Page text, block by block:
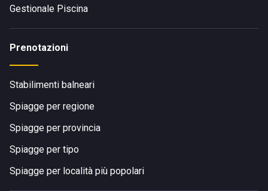
Gestionale Piscina
Prenotazioni
Stabilimenti balneari
Spiagge per regione
Spiagge per provincia
Spiagge per tipo
Spiagge per località più popolari